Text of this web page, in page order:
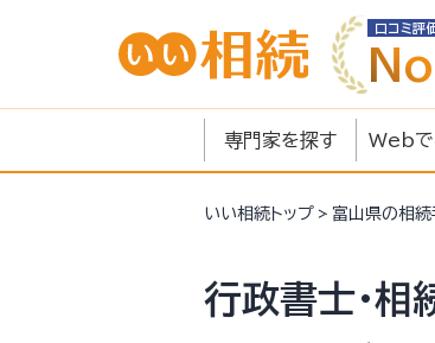
口コミ評
専門家を探す Webで
いい相続 トップ 富山県の相
行政書士・